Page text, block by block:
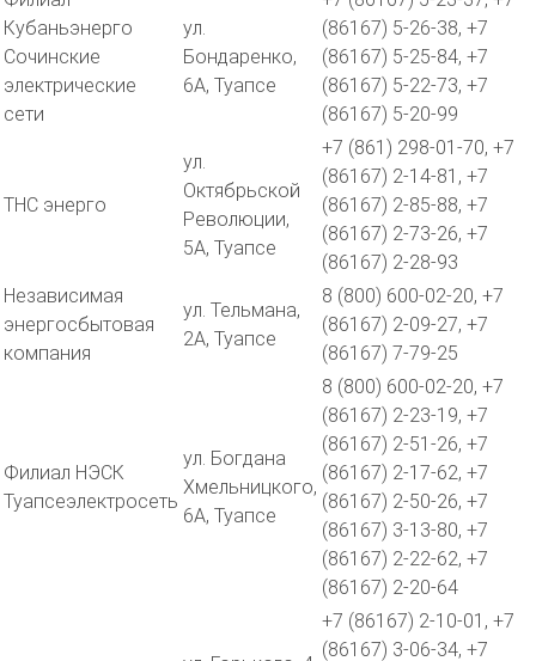
Кубаньэнерго
Сочинские
электрические
сети
ул.
Бондаренко,
6А, Туапсе
(86167) 5-26-38, +7
(86167) 5-25-84, +7
(86167) 5-22-73, +7
(86167) 5-20-99
ТНС энерго
ул.
Октябрьской
Революции,
5А, Туапсе
+7 (861) 298-01-70, +7
(86167) 2-14-81, +7
(86167) 2-85-88, +7
(86167) 2-73-26, +7
(86167) 2-28-93
Независимая
энергосбытовая
компания
ул. Тельмана,
2А, Туапсе
8 (800) 600-02-20, +7
(86167) 2-09-27, +7
(86167) 7-79-25
Филиал НЭСК
Туапсеэлектросеть
ул. Богдана
Хмельницкого,
6А, Туапсе
8 (800) 600-02-20, +7
(86167) 2-23-19, +7
(86167) 2-51-26, +7
(86167) 2-17-62, +7
(86167) 2-50-26, +7
(86167) 3-13-80, +7
(86167) 2-22-62, +7
(86167) 2-20-64
+7 (86167) 2-10-01, +7
(86167) 3-06-34, +7